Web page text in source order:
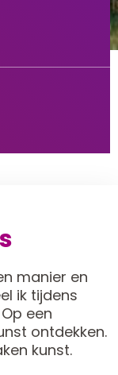
manier en
ik tijdens
een
ontdekken.
kunst.